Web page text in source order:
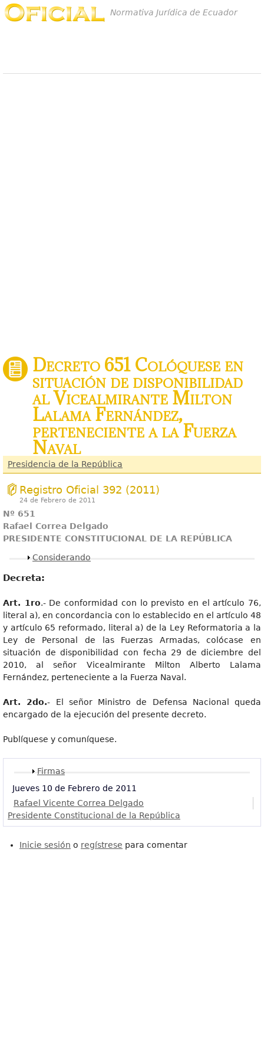
Normativa Jurídica de Ecuador
Decreto 651 Colóquese en
situación de disponibilidad
al Vicealmirante Milton
Lalama Fernández,
perteneciente a la Fuerza
Naval
Presidencia de la República
Registro Oficial 392 (2011)
24 de Febrero de 2011
Nº 651
Rafael Correa Delgado
PRESIDENTE CONSTITUCIONAL DE LA REPÚBLICA
Mostrar
Considerando
Decreta:
Art. 1ro.- De conformidad con lo previsto en el artículo 76,
literal a), en concordancia con lo establecido en el artículo 48
y artículo 65 reformado, literal a) de la Ley Reformatoria a la
Ley de Personal de las Fuerzas Armadas, colócase en
situación de disponibilidad con fecha 29 de diciembre del
2010, al señor Vicealmirante Milton Alberto Lalama
Fernández, perteneciente a la Fuerza Naval.
Art. 2do.- El señor Ministro de Defensa Nacional queda
encargado de la ejecución del presente decreto.
Publíquese y comuníquese.
Mostrar
Firmas
Jueves 10 de Febrero de 2011
Rafael Vicente Correa Delgado
Presidente Constitucional de la República
Inicie sesión o regístrese para comentar